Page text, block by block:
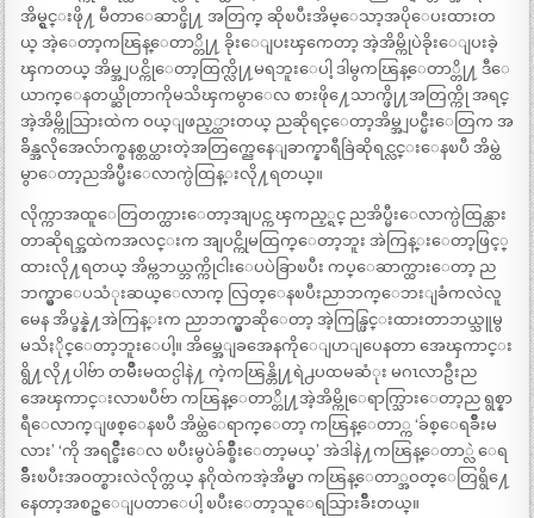
အိမ္ရွင္းဖို႔ မီတာေဆာင္ဖို႔ အတြက္ ဆိုၿပီးအိမ္ေသာ့အပိုေပးထားတ
ယ္ အဲ့ေတာ့ကၽြန္ေတာ္တို႔ ခိုးေျပးၾကေတာ့ အဲ့အိမ္ကိုပဲခိုးေျပးခဲ့
ၾကတယ္ အိမ္အျပင္ကိုေတာ့ထြက္လို႔မရဘူးေပါ့ ဒါမွကၽြန္ေတာ္တို႔ ဒီေ
ယာက္ေနတယ္ဆိုတာကိုမသိၾကမွာေလ စားဖို႔ေသာက္ဖို႔အတြက္ကို အရင္
အဲ့အိမ္ကိုသြားထဲက ဝယ္ျဖည့္ထားတယ္ ညဆိုရင္ေတာ့အိမ္အျပင္မီးေတြက အ
ခ်ိန္အလိုအေလ်ာက္စနစ္တပ္ထားတဲ့အတြက္ညေနေျခာက္နာရီခြဲဆိုရင္လင္းေနၿပီ အိမ္ထဲ
မွာေတာ့ညအိပ္မီးေလာက္ပဲထြန္းလို႔ရတယ္။
လိုက္ကာအထူေတြတက္ထားေတာ့အျပင္က ၾကည့္ရင္ ညအိပ္မီးေလာက္ပဲထြန္ထား
တာဆိုရင္အထဲကအလင္းက အျပင္ကိုမထြက္ေတာ့ဘူး အဲကြန္းေတာ့ဖြင့္
ထားလို႔ရတယ္ အိမ္ကဘယ္ဘက္ကိုငါးေပပဲခြာၿပီး ကပ္ေဆာက္ထားေတာ့ ည
ဘက္မွာေပသံုးဆယ္ေလာက္ လြတ္ေနၿပီးညာဘက္ေဘးျခံကလဲလူ
မေန အိပ္ခန္နဲ႔အဲကြန္းက ညာဘက္မွာဆိုေတာ့ အဲ့ကြန္ဖြင္းထားတာဘယ္သူမွ
မသိႏိုင္ေတာ့ဘူးေပါ့။ အိမ္အေျခအေနကိုေျပာျပေနတာ အေၾကာင္း
ရွိ႔လို႔ပါဗ်ာ တမ်ိဳးမထင္ပါနဲ႔ ကဲ့ကၽြန္တို႔ရဲ႕ပထမဆံုး မဂၤလာဦးည
အေၾကာင္းလာၿပီဗ်ာ ကၽြန္ေတာ္တို႔အဲ့အိမ္ကိုေရာက္သြားေတာ့ည ရွစ္နာ
ရီေလာက္ျဖစ္ေနၿပီ အိမ္ထဲေရာက္ေတာ့ ကၽြန္ေတာ္က ‘ခ်စ္ေရခ်ိဳးမ
လား’ ‘ကို အရင္ခ်ိဳးေလ ၿပီးမွပဲခ်စ္ခ်ိဳးေတာ့မယ္’ အဲဒါနဲ႔ကၽြန္ေတာ္လဲ ေရ
ခ်ိဳးၿပီးအဝတ္စားလဲလိုက္တယ္ နဂိုထဲကအဲ့အိမ္မွာ ကၽြန္ေတာ္အဝတ္ေတြရွိ႔ေ
နေတာ့အစဥ္ေျပတာေပါ့ ၿပီးေတာ့သူေရသြားခ်ိဳးတယ္။